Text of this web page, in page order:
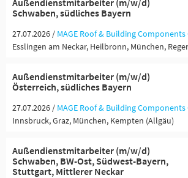
Außendienstmitarbeiter (m/w/d)
Schwaben, südliches Bayern
27.07.2026 / MAGE Roof & Building Components
Esslingen am Neckar, Heilbronn, München,
Außendienstmitarbeiter (m/w/d)
Österreich, südliches Bayern
27.07.2026 / MAGE Roof & Building Components
Innsbruck, Graz, München, Kempten (Allgäu)
Außendienstmitarbeiter (m/w/d)
Schwaben, BW-Ost, Südwest-Bayern,
Stuttgart, Mittlerer Neckar